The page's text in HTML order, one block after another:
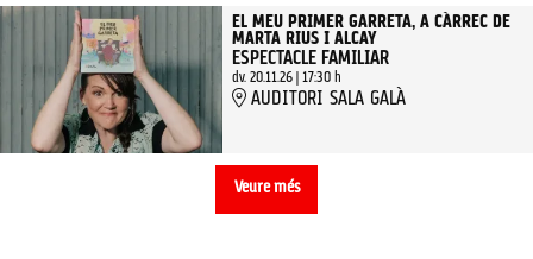
EL MEU PRIMER GARRETA, A CÀRREC DE
MARTA RIUS I ALCAY
ESPECTACLE FAMILIAR
dv. 20.11.26| 17:30 h
AUDITORI SALA GALÀ
Veure més